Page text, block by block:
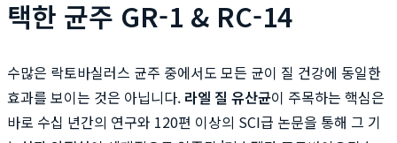
택한 균주 GR-1 & RC-14
수많은 락토바실러스 균주 중에서도 모든 균이 질 건강에 동일한
효과를 보이는 것은 아닙니다. 라엘 질 유산균이 주목하는 핵심은
바로 수십 년간의 연구와 120편 이상의 SCI급 논문을 통해 그 기